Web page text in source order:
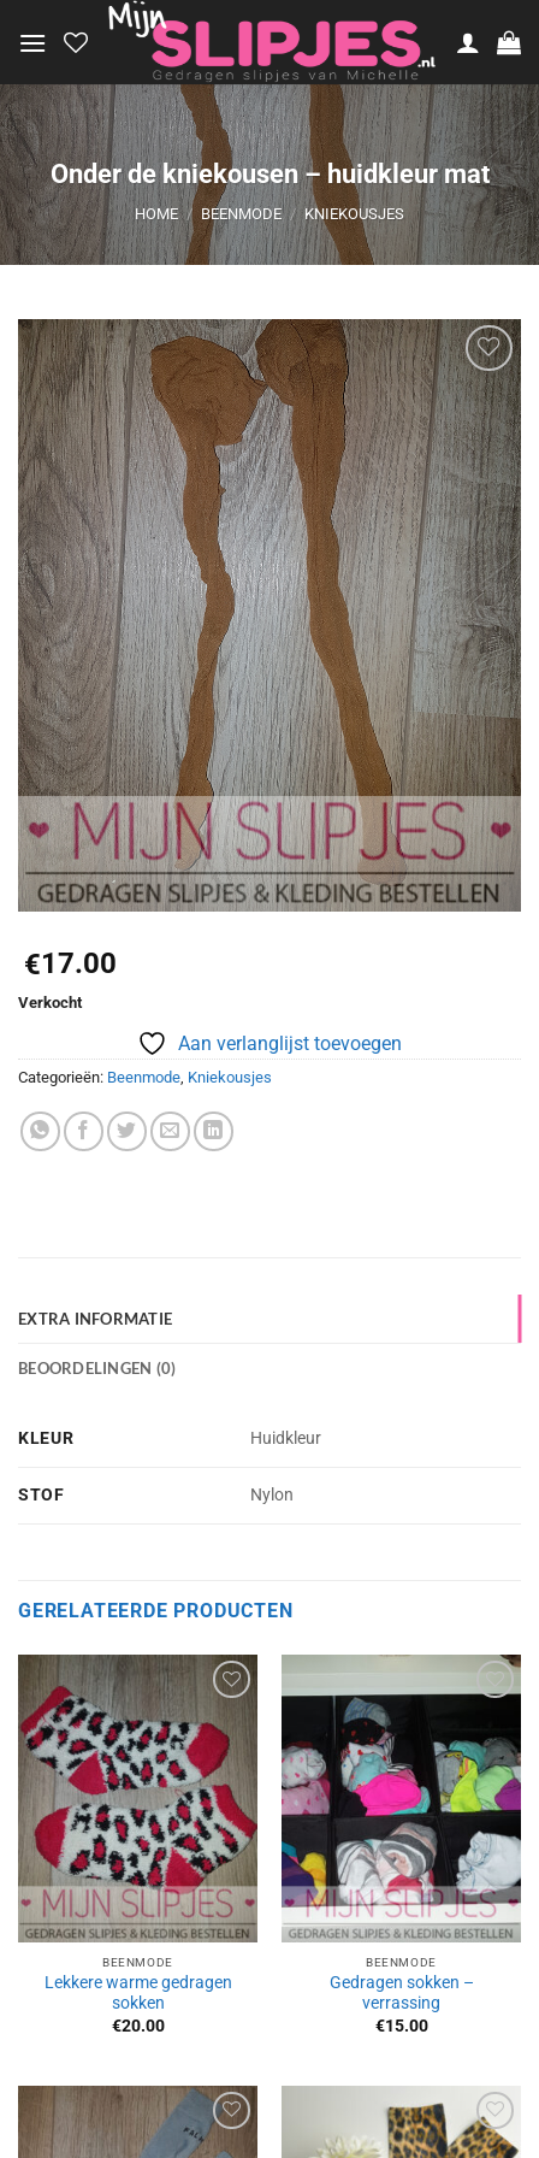
naar
Onder de kniekousen – huidkleur mat
HOME / BEENMODE / KNIEKOUSJES
Aan
verlanglijst
toevoegen
€17.00
Verkocht
Aan verlanglijst toevoegen
Categorieën: Beenmode, Kniekousjes
EXTRA INFORMATIE
BEOORDELINGEN (0)
KLEUR Huidkleur
STOF Nylon
GERELATEERDE PRODUCTEN
verlanglijst
toevoegen
BEENMODE
Lekkere warme gedragen
sokken
€20.00
toevoegen
BEENMODE
Gedragen sokken –
verrassing
€15.00
Aan
Aan